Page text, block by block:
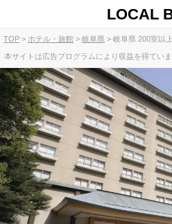
LOCAL
TOP ホテル・旅館 岐阜県 岐阜県 200室以
本サイトは広告プログラムにより収益を得てい